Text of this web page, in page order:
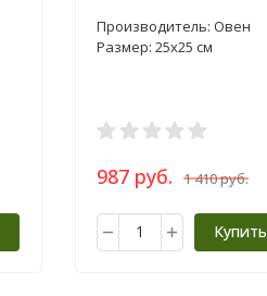
Производитель: Овен
Размер: 25x25 см
987 руб. 1 410 руб.
Купить